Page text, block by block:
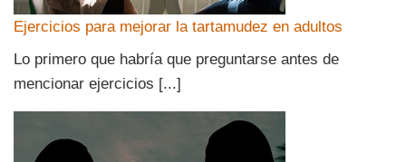
Ejercicios para mejorar la tartamudez en adultos
Lo primero que habría que preguntarse antes de
mencionar ejercicios [...]